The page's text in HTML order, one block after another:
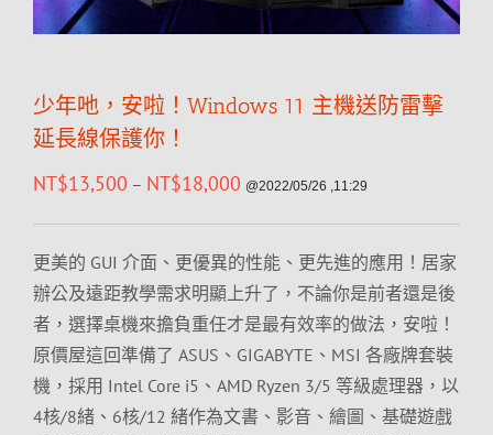
少年吔，安啦！Windows 11 主機送防雷擊
延長線保護你！
NT$13,500 – NT$18,000 @2022/05/26 ,11:29
更美的 GUI 介面、更優異的性能、更先進的應用！居家
辦公及遠距教學需求明顯上升了，不論你是前者還是後
者，選擇桌機來擔負重任才是最有效率的做法，安啦！
原價屋這回準備了 ASUS、GIGABYTE、MSI 各廠牌套裝
機，採用 Intel Core i5、AMD Ryzen 3/5 等級處理器，以
4核/8緒、6核/12 緒作為文書、影音、繪圖、基礎遊戲